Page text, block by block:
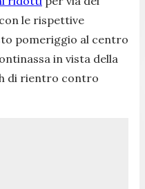
le rispettive
pomeriggio al centro
in vista della
di rientro contro